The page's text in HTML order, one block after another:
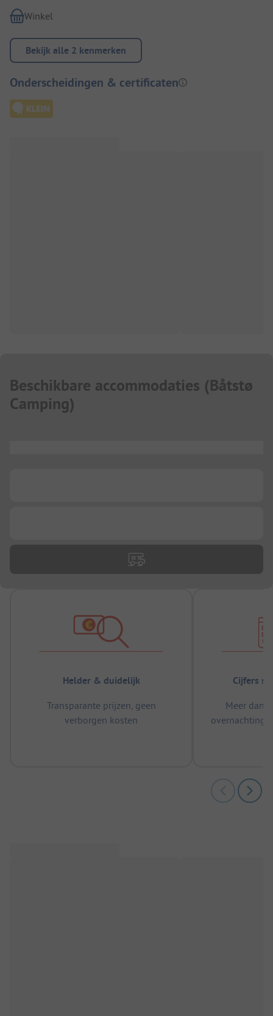
Winkel
Bekijk alle 2 kenmerken
Onderscheidingen & certificaten
Beschikbare accommodaties (Båtstø
Camping)
Helder & duidelijk
Transparante prijzen, geen
verborgen kosten
Cijfers
Meer dan